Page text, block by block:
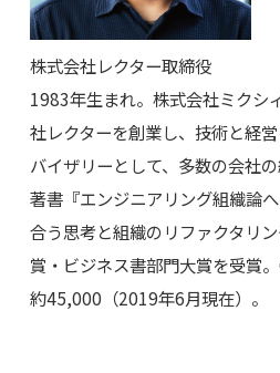
株式会社レクター取締役
1983年生まれ。株式会社ミクシ
社レクターを創業し、技術と経
バイザリーとして、多数の会社
著書『エンジニアリング組織論
合う思考と組織のリファクタリ
賞・ビジネス書部門大賞を受
約45,000（2019年6月現在）。